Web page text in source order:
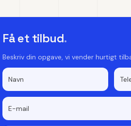
Få et tilbud.
Beskriv din opgave, vi vender hurtigt